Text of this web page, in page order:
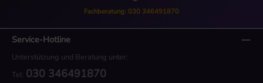
Fachberatung: 030 346491870
Service-Hotline
Unterstützung und Beratung unter:
Tel: 030 346491870